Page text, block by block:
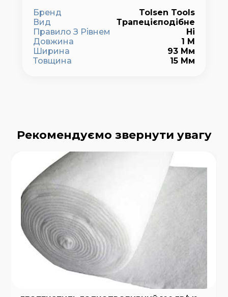
Бренд
Tolsen Tools
Вид
Трапецієподібне
Правило З Рівнем
Ні
Довжина
1 М
Ширина
93 Мм
Товщина
15 Мм
Рекомендуємо звернути увагу